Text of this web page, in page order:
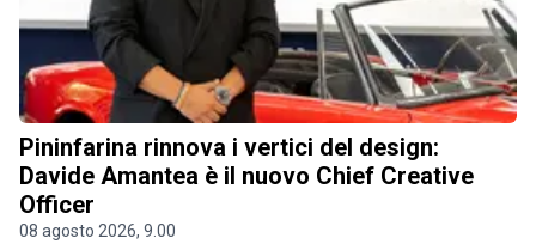
Pininfarina rinnova i vertici del design:
Davide Amantea è il nuovo Chief Creative
Officer
08 agosto 2026, 9.00